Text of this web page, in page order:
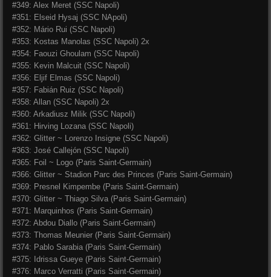
#349: Alex Meret (SSC Napoli)
#351: Elseid Hysaj (SSC NApoli)
#352: Mário Rui (SSC Napoli)
#353: Kostas Manolas (SSC Napoli) 2x
#354: Faouzi Ghoulam (SSC Napoli)
#355: Kevin Malcuit (SSC Napoli)
#356: Eljif Elmas (SSC Napoli)
#357: Fabián Ruiz (SSC Napoli)
#358: Allan (SSC Napoli) 2x
#360: Arkadiusz Milik (SSC Napoli)
#361: Hirving Lozana (SSC Napoli)
#362: Glitter ~ Lorenzo Insigne (SSC Napoli)
#363: José Callejón (SSC Napoli)
#365: Foil ~ Logo (Paris Saint-Germain)
#366: Glitter ~ Stadion Parc des Princes (Paris Saint-Germain)
#369: Presnel Kimpembe (Paris Saint-Germain)
#370: Glitter ~ Thiago Silva (Paris Saint-Germain)
#371: Marquinhos (Paris Saint-Germain)
#372: Abdou Diallo (Paris Saint-Germain)
#373: Thomas Meunier (Paris Saint-Germain)
#374: Pablo Sarabia (Paris Saint-Germain)
#375: Idrissa Gueye (Paris Saint-Germain)
#376: Marco Verratti (Paris Saint-Germain)